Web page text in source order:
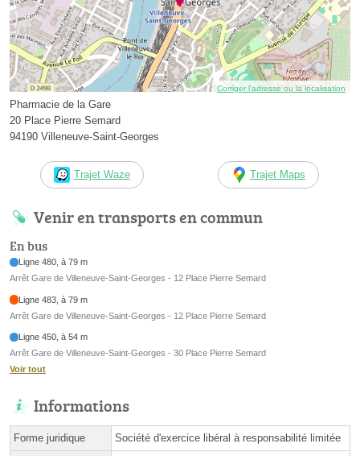
Corriger l’adresse ou la localisation
Pharmacie de la Gare
20 Place Pierre Semard
94190 Villeneuve-Saint-Georges
Trajet Waze Trajet Maps
Venir en transports en commun
En bus
Ligne 480, à 79 m
Arrêt Gare de Villeneuve-Saint-Georges - 12 Place Pierre Semard
Ligne 483, à 79 m
Arrêt Gare de Villeneuve-Saint-Georges - 12 Place Pierre Semard
Ligne 450, à 54 m
Arrêt Gare de Villeneuve-Saint-Georges - 30 Place Pierre Semard
Voir tout
Informations
Forme juridique Société d'exercice libéral à responsabilité limitée